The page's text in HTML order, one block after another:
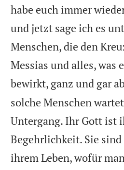
habe euch immer
und jetzt sage ich es
Menschen, die den
Messias und alles, was
bewirkt, ganz und gar
solche Menschen
Untergang. Ihr Gott ist
Begehrlichkeit. Sie
ihrem Leben, wofür